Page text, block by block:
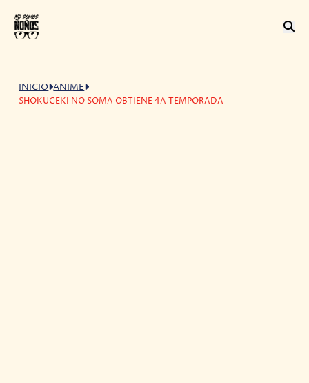
INICIO ANIME
SHOKUGEKI NO SOMA OBTIENE 4A TEMPORADA